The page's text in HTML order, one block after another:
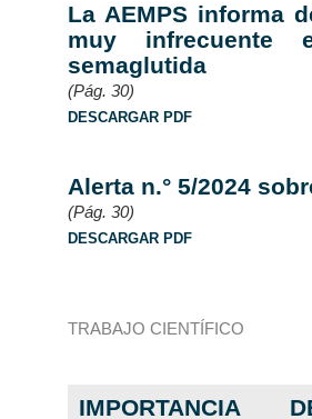
La AEMPS informa
muy infrecuente
semaglutida
(Pág. 30)
DESCARGAR PDF
Alerta n.° 5/2024
(Pág. 30)
DESCARGAR PDF
TRABAJO CIENTÍFICO